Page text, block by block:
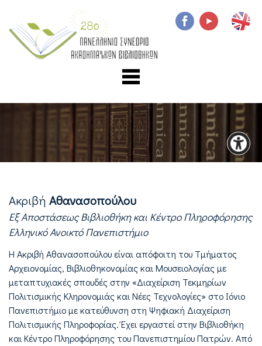
Ακριβή Αθανασοπούλου
Εξ Aποστάσεως Βιβλιοθήκη και Κέντρο Πληροφόρησης
Ελληνικό Ανοικτό Πανεπιστήμιο
Η Ακριβή Αθανασοπούλου είναι απόφοιτη του Τμήματος
Αρχειονομίας, Βιβλιοθηκονομίας και Μουσειολογίας με
μεταπτυχιακές σπουδές στην «Διαχείριση Τεκμηρίων
Πολιτισμικής Κληρονομιάς και Νέες Τεχνολογίες» στο Ιόνιο
Πανεπιστήμιο με κατεύθυνση στη Ψηφιακή Διαχείριση
Πολιτισμικής Πληροφορίας. Έχει εργαστεί στην Βιβλιοθήκη
και Κέντρο Πληροφόρησης του Πανεπιστημίου Πατρών. Από